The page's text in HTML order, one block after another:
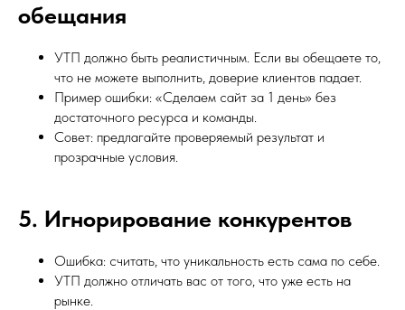
обещания
УТП должно быть реалистичным. Если вы обещаете то,
что не можете выполнить, доверие клиентов падает.
Пример ошибки: «Сделаем сайт за 1 день» без
достаточного ресурса и команды.
Совет: предлагайте проверяемый результат и
прозрачные условия.
5. Игнорирование конкурентов
Ошибка: считать, что уникальность есть сама по себе.
УТП должно отличать вас от того, что уже есть на
рынке.